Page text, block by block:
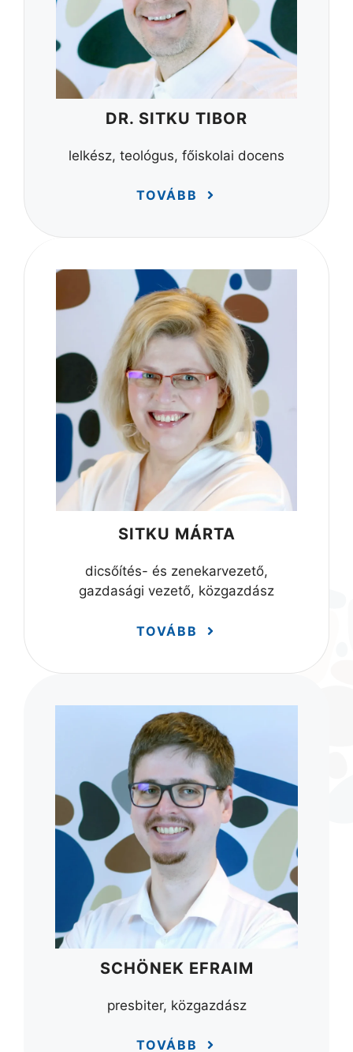
DR. SITKU TIBOR
lelkész, teológus, főiskolai docens
TOVÁBB
SITKU MÁRTA
dicsőítés- és zenekarvezető,
gazdasági vezető, közgazdász
TOVÁBB
SCHÖNEK EFRAIM
presbiter, közgazdász
TOVÁBB